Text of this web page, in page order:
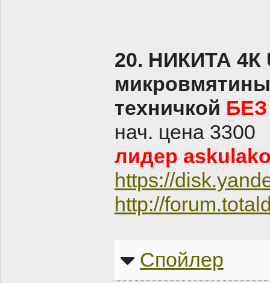
20. НИКИТА
техничкой
нач. цена 3300
лидер
https://
http://
Спойлер